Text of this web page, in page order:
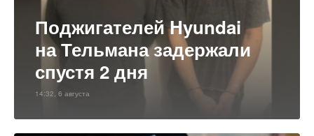
Поджигателей Hyundai
на Тельмана задержали
спустя 2 дня
14:32, 6 августа